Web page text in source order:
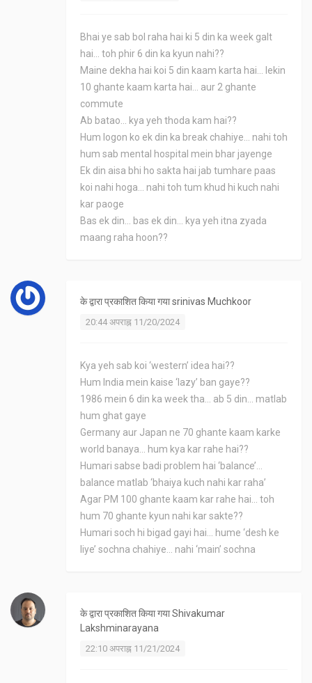
Bhai ye sab bol raha hai ki 5 din ka week galt
hai... toh phir 6 din ka kyun nahi??
Maine dekha hai koi 5 din kaam karta hai... lekin
10 ghante kaam karta hai... aur 2 ghante
commute
Ab batao... kya yeh thoda kam hai??
Hum logon ko ek din ka break chahiye... nahi toh
hum sab mental hospital mein bhar jayenge
Ek din aisa bhi ho sakta hai jab tumhare paas
koi nahi hoga... nahi toh tum khud hi kuch nahi
kar paoge
Bas ek din... bas ek din... kya yeh itna zyada
maang raha hoon??
के द्वारा प्रकाशित किया गयाsrinivas Muchkoor
20:44 अपराह्न 11/20/2024
Kya yeh sab koi ‘western’ idea hai??
Hum India mein kaise ‘lazy’ ban gaye??
1986 mein 6 din ka week tha... ab 5 din... matlab
hum ghat gaye
Germany aur Japan ne 70 ghante kaam karke
world banaya... hum kya kar rahe hai??
Humari sabse badi problem hai ‘balance’...
balance matlab ‘bhaiya kuch nahi kar raha’
Agar PM 100 ghante kaam kar rahe hai... toh
hum 70 ghante kyun nahi kar sakte??
Humari soch hi bigad gayi hai... hume ‘desh ke
liye’ sochna chahiye... nahi ‘main’ sochna
के द्वारा प्रकाशित किया गयाShivakumar
Lakshminarayana
22:10 अपराह्न 11/21/2024